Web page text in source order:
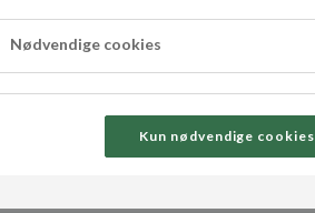
Nødvendige cookies
Kun nødvendige cookies